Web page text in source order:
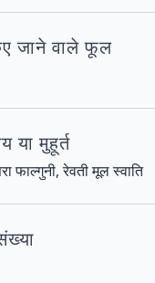
जाने वाले फूल
या मुहूर्त
फाल्गुनी, रेवती मूल स्वाति